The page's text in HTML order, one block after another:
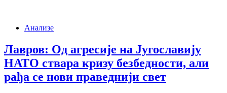
Анализе
Лавров: Од агресије на Југославију
НАТО ствара кризу безбедности, али
рађа се нови праведнији свет